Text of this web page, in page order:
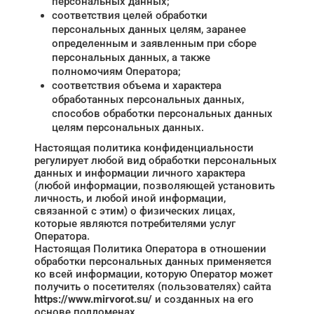
соответствия целей обработки
персональных данных целям, заранее
определенным и заявленным при сборе
персональных данных, а также
полномочиям Оператора;
соответствия объема и характера
обработанных персональных данных,
способов обработки персональных данных
целям персональных данных.
Настоящая политика конфиденциальности
регулирует любой вид обработки персональных
данных и информации личного характера
(любой информации, позволяющей установить
личность, и любой иной информации,
связанной с этим) о физических лицах,
которые являются потребителями услуг
Оператора.
Настоящая Политика Оператора в отношении
обработки персональных данных применяется
ко всей информации, которую Оператор может
получить о посетителях (пользователях) сайта
https://www.mirvorot.su/ и созданных на его